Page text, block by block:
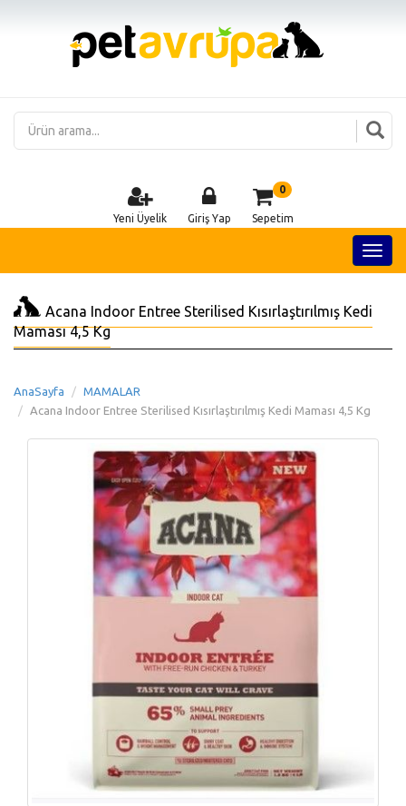
Yeni Üyelik Giriş Yap
0
Sepetim
Acana Indoor Entree Sterilised Kısırlaştırılmış Kedi
Maması 4,5 Kg
AnaSayfa
MAMALAR
Acana Indoor Entree Sterilised Kısırlaştırılmış Kedi Maması 4,5 Kg